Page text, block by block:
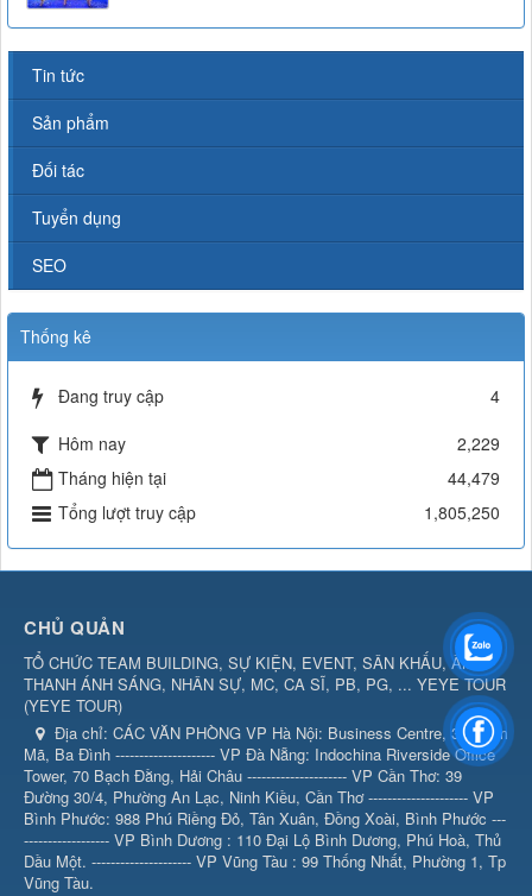
Tin tức
Sản phẩm
Đối tác
Tuyển dụng
SEO
Thống kê
Đang truy cập
4
Hôm nay
2,229
Tháng hiện tại
44,479
Tổng lượt truy cập
1,805,250
CHỦ QUẢN
TỔ CHỨC TEAM BUILDING, SỰ KIỆN, EVENT, SÂN KHẤU, ÂM
THANH ÁNH SÁNG, NHÂN SỰ, MC, CA SĨ, PB, PG, ... YEYE TOUR
(YEYE TOUR)
Địa chỉ: CÁC VĂN PHÒNG VP Hà Nội: Business Centre, 360 Kim
Mã, Ba Đình --------------------- VP Đà Nẵng: Indochina Riverside Office
Tower, 70 Bạch Đằng, Hải Châu --------------------- VP Cần Thơ: 39
Đường 30/4, Phường An Lạc, Ninh Kiều, Cần Thơ --------------------- VP
Bình Phước: 988 Phú Riềng Đỏ, Tân Xuân, Đồng Xoài, Bình Phước ---
------------------ VP Bình Dương : 110 Đại Lộ Bình Dương, Phú Hoà, Thủ
Dầu Một. --------------------- VP Vũng Tàu : 99 Thống Nhất, Phường 1, Tp
Vũng Tàu.